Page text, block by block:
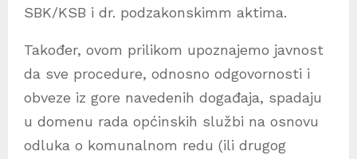
SBK/KSB i dr. podzakonskimm aktima.
Također, ovom prilikom upoznajemo javnost
da sve procedure, odnosno odgovornosti i
obveze iz gore navedenih događaja, spadaju
u domenu rada općinskih službi na osnovu
odluka o komunalnom redu (ili drugog